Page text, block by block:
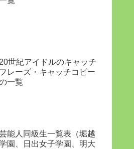
20世紀アイドルのキャッチ
フレーズ・キャッチコピー
一覧
能人同級生一覧表（堀越
園、日出女子学園、明大